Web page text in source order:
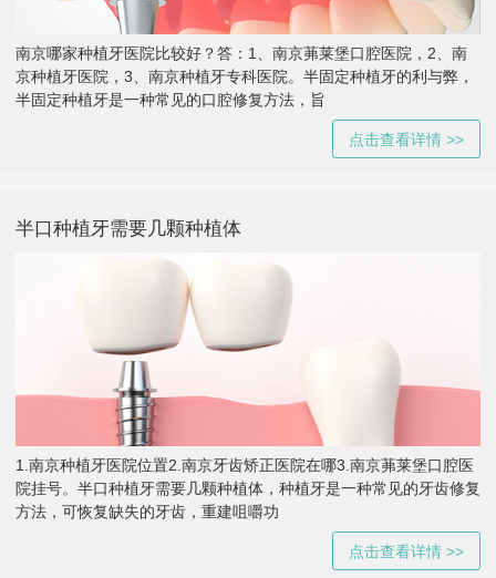
南京哪家种植牙医院比较好？答：1、南京茀莱堡口腔医院，2、南
京种植牙医院，3、南京种植牙专科医院。半固定种植牙的利与弊，
半固定种植牙是一种常见的口腔修复方法，旨
点击查看详情 >>
半口种植牙需要几颗种植体
1.南京种植牙医院位置2.南京牙齿矫正医院在哪3.南京茀莱堡口腔医
院挂号。半口种植牙需要几颗种植体，种植牙是一种常见的牙齿修复
方法，可恢复缺失的牙齿，重建咀嚼功
点击查看详情 >>